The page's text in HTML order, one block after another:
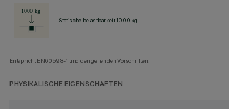
Statische belastbarkeit 1000 kg
Entspricht EN60598-1 und den geltenden Vorschriften.
PHYSIKALISCHE EIGENSCHAFTEN